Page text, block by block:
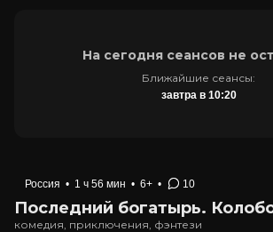
На сегодня сеансов не
Ближайшие сеансы:
завтра в 10:20
Россия • 1 ч 56 мин • 6+ • 10
Последний богатырь.
комедия, приключения, фэнтези